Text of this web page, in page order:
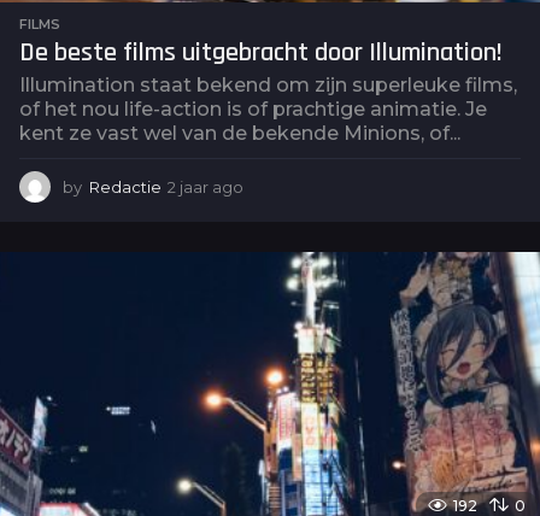
FILMS
De beste films uitgebracht door Illumination!
Illumination staat bekend om zijn superleuke films,
of het nou life-action is of prachtige animatie. Je
kent ze vast wel van de bekende Minions, of...
by Redactie 2 jaar ago
192 0